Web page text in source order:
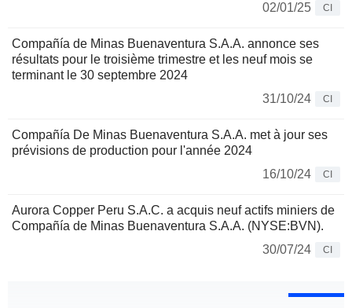
02/01/25
CI
Compañía de Minas Buenaventura S.A.A. annonce ses
résultats pour le troisième trimestre et les neuf mois se
terminant le 30 septembre 2024
31/10/24
CI
Compañía De Minas Buenaventura S.A.A. met à jour ses
prévisions de production pour l'année 2024
16/10/24
CI
Aurora Copper Peru S.A.C. a acquis neuf actifs miniers de
Compañía de Minas Buenaventura S.A.A. (NYSE:BVN).
30/07/24
CI